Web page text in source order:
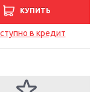
КУПИТЬ
в кредит